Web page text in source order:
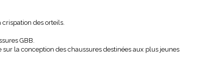
des orteils.
GBB.
la conception des chaussures destinées aux plus jeunes